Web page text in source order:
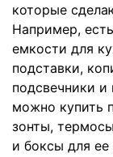
которые
Например,
емкости для
подставки,
подсвечники
можно купить
зонты,
и боксы для ее